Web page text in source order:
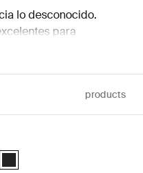
lo desconocido.
para
y bicicletas
products
Black (selected)